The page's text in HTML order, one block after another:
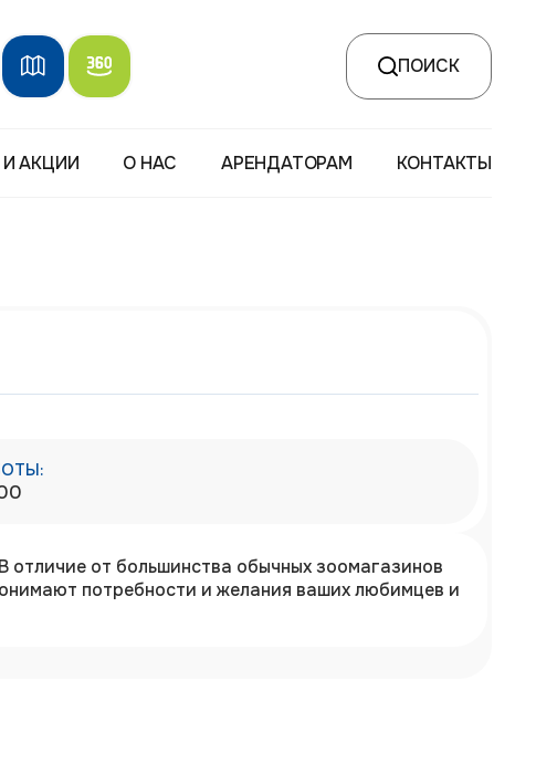
ПОИСК
АКЦИИ О НАС АРЕНДАТОРАМ КОНТАКТЫ
от большинства обычных зоомагазинов
потребности и желания ваших любимцев и